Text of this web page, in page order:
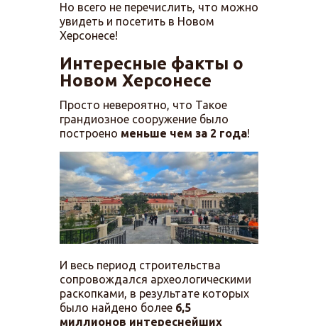
Но всего не перечислить, что можно
увидеть и посетить в Новом
Херсонесе!
Интересные факты о
Новом Херсонесе
Просто невероятно, что Такое
грандиозное сооружение было
построено меньше чем за 2 года!
И весь период строительства
сопровождался археологическими
раскопками, в результате которых
было найдено более 6,5
миллионов интереснейших